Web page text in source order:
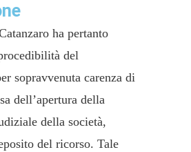
ha pertanto
del
sopravvenuta carenza di
dell’apertura della
della società,
del ricorso. Tale